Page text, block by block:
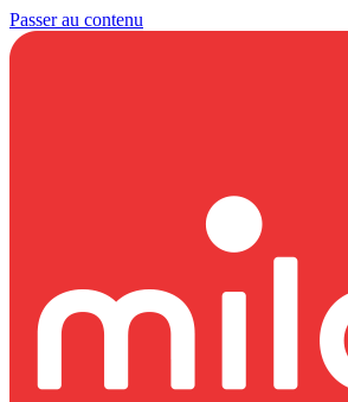
Passer au contenu